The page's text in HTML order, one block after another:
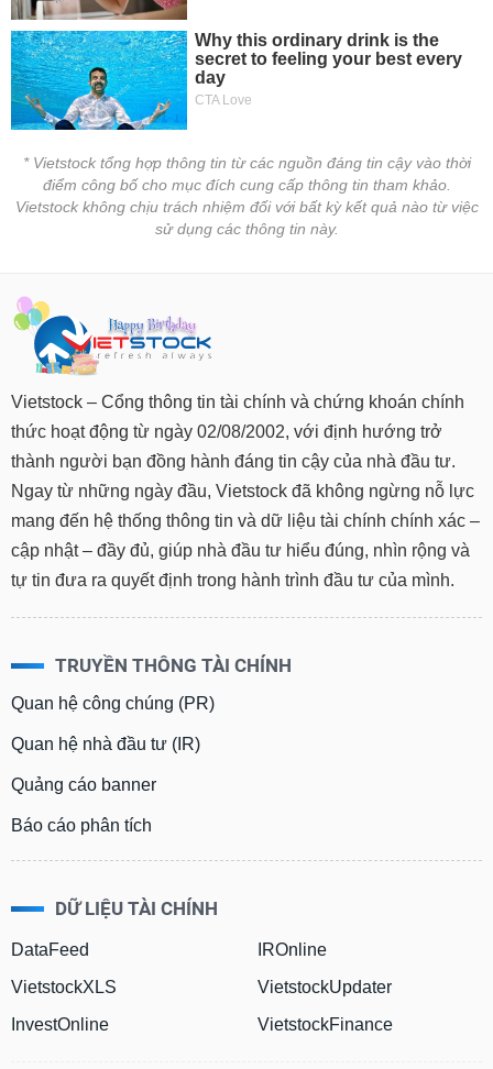
* Vietstock tổng hợp thông tin từ các nguồn đáng tin cậy vào thời
điểm công bố cho mục đích cung cấp thông tin tham khảo.
Vietstock không chịu trách nhiệm đối với bất kỳ kết quả nào từ việc
sử dụng các thông tin này.
Vietstock – Cổng thông tin tài chính và chứng khoán chính
thức hoạt động từ ngày 02/08/2002, với định hướng trở
thành người bạn đồng hành đáng tin cậy của nhà đầu tư.
Ngay từ những ngày đầu, Vietstock đã không ngừng nỗ lực
mang đến hệ thống thông tin và dữ liệu tài chính chính xác –
cập nhật – đầy đủ, giúp nhà đầu tư hiểu đúng, nhìn rộng và
tự tin đưa ra quyết định trong hành trình đầu tư của mình.
TRUYỀN THÔNG TÀI CHÍNH
Quan hệ công chúng (PR)
Quan hệ nhà đầu tư (IR)
Quảng cáo banner
Báo cáo phân tích
DỮ LIỆU TÀI CHÍNH
DataFeed
VietstockXLS
InvestOnline
IROnline
VietstockUpdater
VietstockFinance